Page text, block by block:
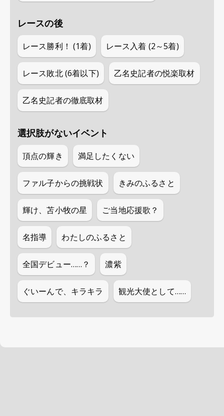
レースの後
レース勝利！ (1着) レース入着 (2～5着)
レース敗北 (6着以下) 乙名史記者の悦楽取材
乙名史記者の徹底取材
選択肢がないイベント
頂点の輝き 満足したくない
ファル子からの挑戦状 きみのふるさと
輝け、苫小牧の星 ご当地応援歌？
名指導 わたしのふるさと
全国デビュー……？ 濃紫
ぐいーんで、キラキラ 観光大使として……